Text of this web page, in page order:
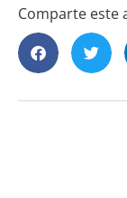
Comparte este